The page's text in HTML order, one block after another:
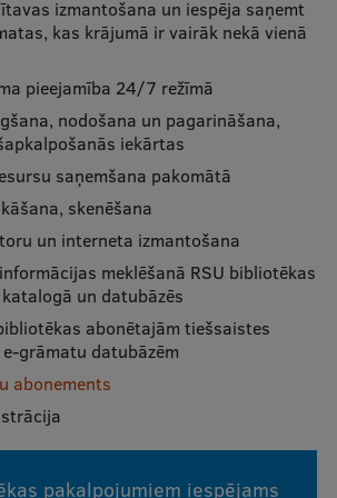
mācības
pilnveides kursi
celšanas kursi
izaugsmes centrs
pārbaude
un laboratorijas
izmantošana un iespēja saņemt
kas krājumā ir vairāk nekā vienā
pieejamība 24/7 režīmā
nodošana un pagarināšana,
iekārtas
saņemšana pakomātā
skenēšana
un interneta izmantošana
meklēšanā RSU bibliotēkas
un datubāzēs
abonētajām tiešsaistes
grāmatu datubāzēm
abonements
pakalpojumiem iespējams